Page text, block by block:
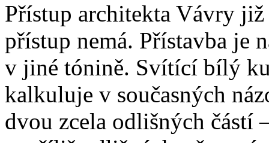
Přístup architekta Vávry
přístup nemá. Přístavba je
v jiné tónině. Svítící bílý
kalkuluje v současných
dvou zcela odlišných částí